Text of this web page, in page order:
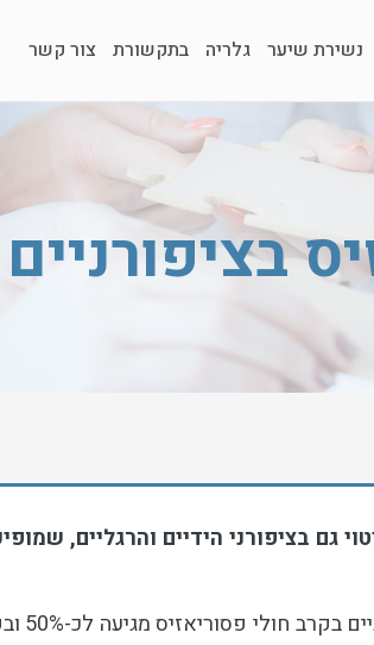
נשירת שיער גלריה בתקשורת צור קשר
בציפורניים
גם בציפורני הידיים והרגליים,